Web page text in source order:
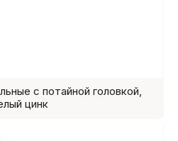
с потайной головкой,
цинк